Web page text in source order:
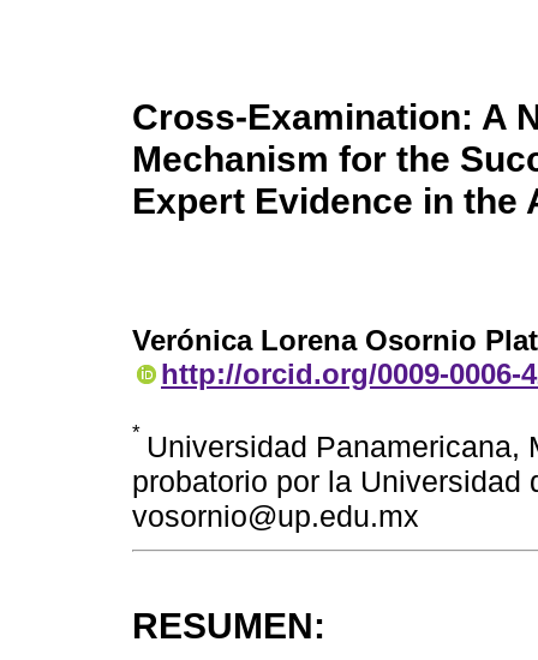
Cross-Examination: A
Mechanism for the
Expert Evidence in the
Verónica Lorena Osornio
http://orcid.org/0009-0006-
* Universidad Panamericana,
probatorio por la Universidad
vosornio@up.edu.mx
RESUMEN: